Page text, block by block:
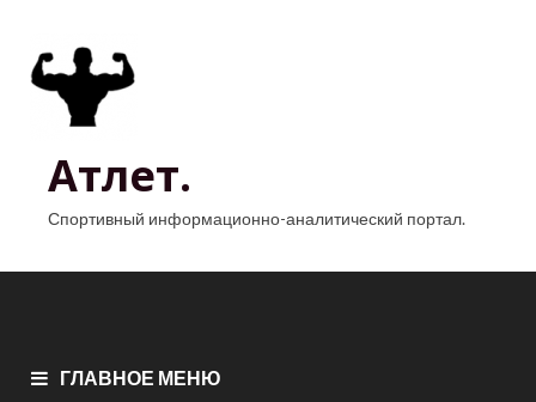
Атлет.
Спортивный информационно-аналитический портал.
ГЛАВНОЕ МЕНЮ